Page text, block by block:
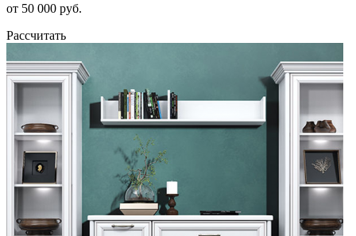
от 50 000 руб.
Рассчитать